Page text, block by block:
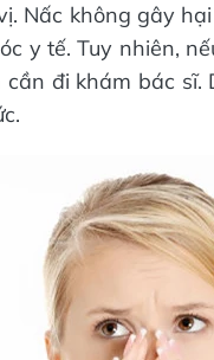
Nấc không gây
y tế. Tuy nhiên,
đi khám bác